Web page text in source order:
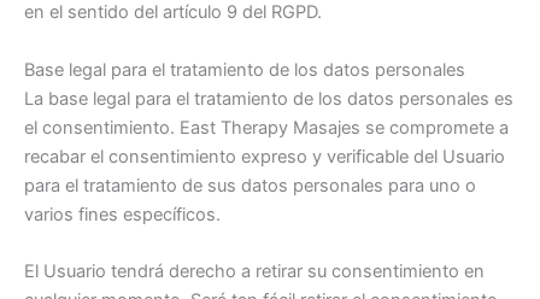
en el sentido del artículo 9 del RGPD.
Base legal para el tratamiento de los datos personales
La base legal para el tratamiento de los datos personales es
el consentimiento. East Therapy Masajes se compromete a
recabar el consentimiento expreso y verificable del Usuario
para el tratamiento de sus datos personales para uno o
varios fines específicos.
El Usuario tendrá derecho a retirar su consentimiento en